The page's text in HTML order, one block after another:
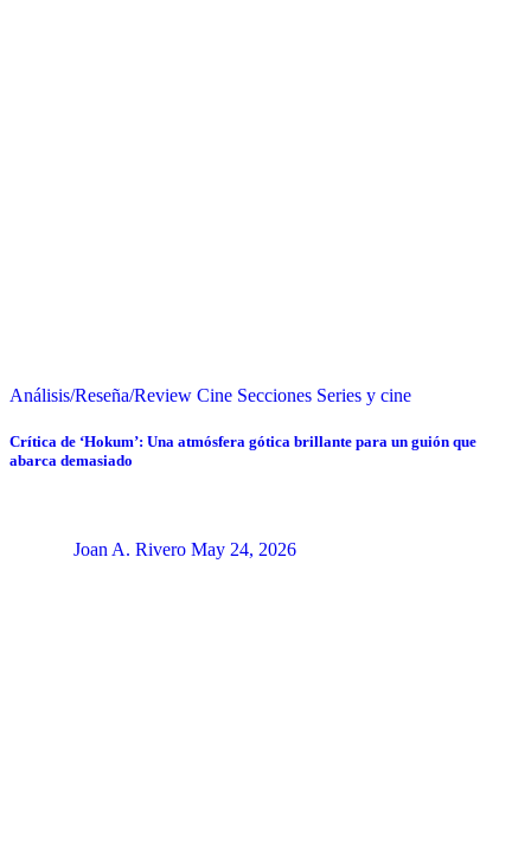
Análisis/Reseña/Review Cine Secciones Series y cine
Crítica de ‘Hokum’: Una atmósfera gótica brillante para un guión que
abarca demasiado
Joan A. Rivero May 24, 2026